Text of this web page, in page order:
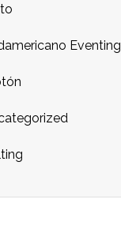
Eventing